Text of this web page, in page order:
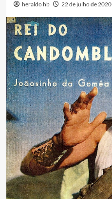
heraldo hb 22 de julho de 2020